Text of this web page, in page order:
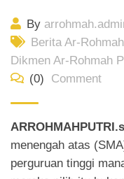
By
Berita Ar-
Dikmen Ar-Rohmah
(0)
Comment
menengah atas
perguruan tinggi